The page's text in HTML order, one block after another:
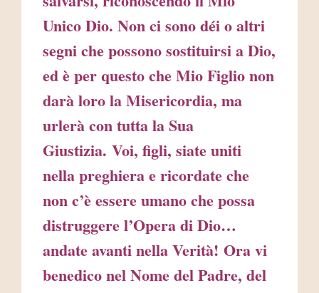
Unico Dio. Non ci sono déi o altri
segni che possono sostituirsi a Dio,
ed è per questo che Mio Figlio non
darà loro la Misericordia, ma
urlerà con tutta la Sua
Giustizia. Voi, figli, siate uniti
nella preghiera e ricordate che
non c’è essere umano che possa
distruggere l’Opera di Dio…
andate avanti nella Verità! Ora vi
benedico nel Nome del Padre, del